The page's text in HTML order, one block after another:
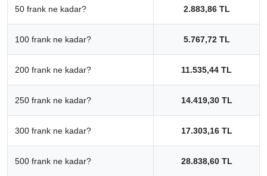
50 frank ne kadar? 2.883,86 TL
100 frank ne kadar? 5.767,72 TL
200 frank ne kadar? 11.535,44 TL
250 frank ne kadar? 14.419,30 TL
300 frank ne kadar? 17.303,16 TL
500 frank ne kadar? 28.838,60 TL